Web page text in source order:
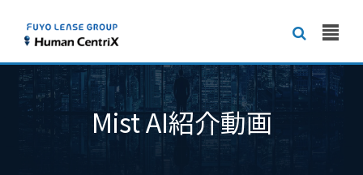
Mist AI紹介動画